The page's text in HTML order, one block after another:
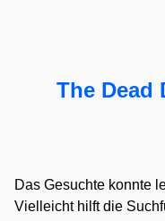
The Dead
Das Gesuchte konnte
Vielleicht hilft die